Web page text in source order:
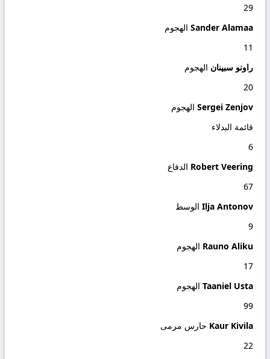
29
Sander Alamaa الهجوم
11
راونو سبينان الهجوم
20
Sergei Zenjov الهجوم
قائمة البدلاء
6
Robert Veering الدفاع
67
Ilja Antonov الوسط
9
Rauno Aliku الهجوم
17
Taaniel Usta الهجوم
99
Kaur Kivila حارس مرمى
22